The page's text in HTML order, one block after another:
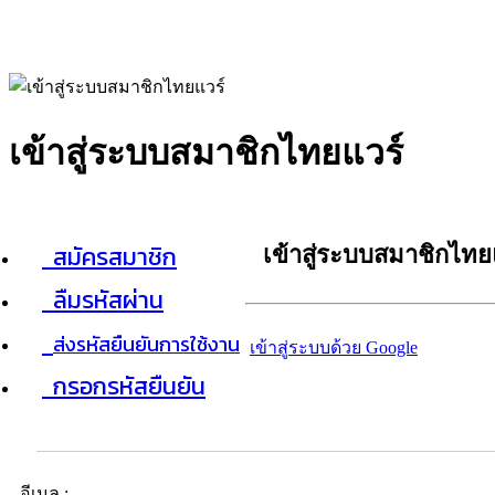
เข้าสู่ระบบสมาชิกไทยแวร์
สมัครสมาชิก
ลืมรหัสผ่าน
ส่งรหัสยืนยันการใช้งาน
กรอกรหัสยืนยัน
เข้าสู่ระบบสมาชิกไท
เข้าสู่ระบบด้วย Google